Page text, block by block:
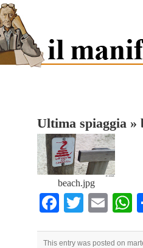
Ultima spiaggia »
beach.jpg
Facebook
Twitter
This entry was posted on